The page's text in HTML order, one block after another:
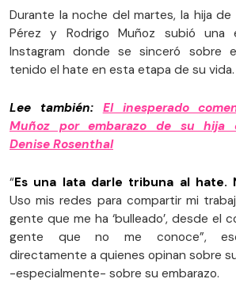
Durante la noche del martes, la hija
Pérez y Rodrigo Muñoz subió una
Instagram donde se sinceró sobre
tenido el hate en esta etapa de su vida.
Lee también: El inesperado
Muñoz por embarazo de su hija
Denise Rosenthal
“Es una lata darle tribuna al hate.
Uso mis redes para compartir mi
gente que me ha ‘bulleado’, desde el
gente que no me conoce”,
directamente a quienes opinan sobre
-especialmente- sobre su embarazo.